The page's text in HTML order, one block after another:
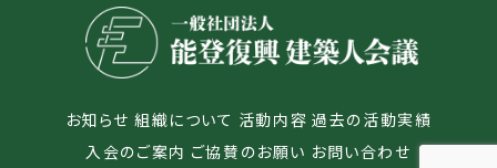
お知らせ 組織について 活動内容 過去の活動実績
入会のご案内 ご協賛のお願い お問い合わせ